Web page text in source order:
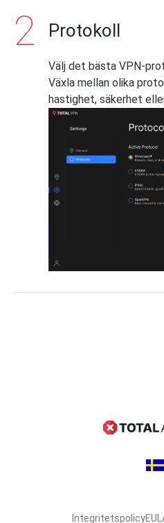
Protokoll
Välj det bästa VPN-
Växla mellan olika
hastighet, säkerhet
Integritetspolicy